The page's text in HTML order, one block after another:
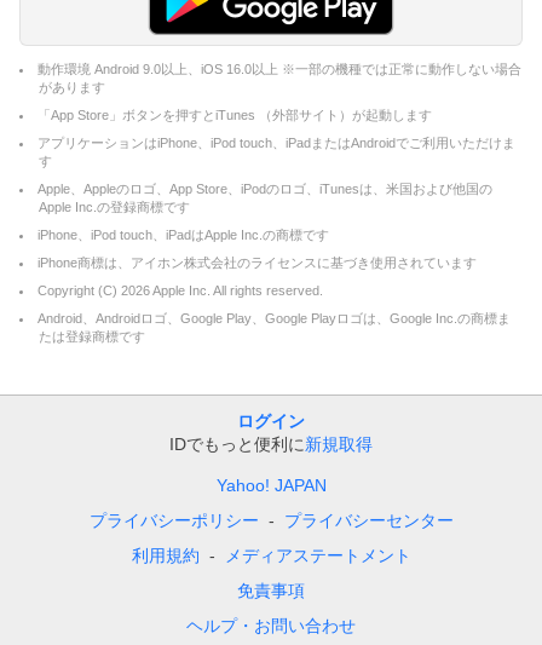
動作環境 Android 9.0以上、iOS 16.0以上 ※一部の機種では正常に動作しない場合
があります
「App Store」ボタンを押すとiTunes （外部サイト）が起動します
アプリケーションはiPhone、iPod touch、iPadまたはAndroidでご利用いただけま
す
Apple、Appleのロゴ、App Store、iPodのロゴ、iTunesは、米国および他国の
Apple Inc.の登録商標です
iPhone、iPod touch、iPadはApple Inc.の商標です
iPhone商標は、アイホン株式会社のライセンスに基づき使用されています
Copyright (C) 2026Apple Inc. All rights reserved.
Android、Androidロゴ、Google Play、Google Playロゴは、Google Inc.の商標ま
たは登録商標です
ログイン
IDでもっと便利に新規取得
Yahoo! JAPAN
プライバシーポリシー
プライバシーセンター
利用規約
メディアステートメント
免責事項
ヘルプ・お問い合わせ